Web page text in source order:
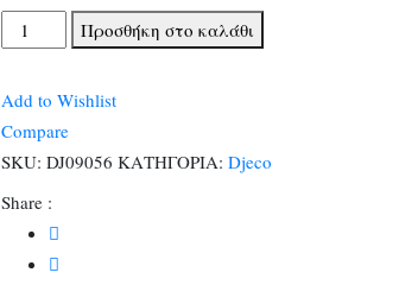
Djeco
Κολάζ
χάρτινους
Ζωάκια
ποσότητα
Προσθήκη στο καλάθι
Add to Wishlist
Compare
SKU: DJ09056 ΚΑΤΗΓΟΡΙΑ: Djeco
Share :